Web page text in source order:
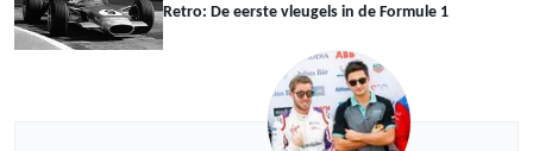
Retro: De eerste vleugels in de Formule 1